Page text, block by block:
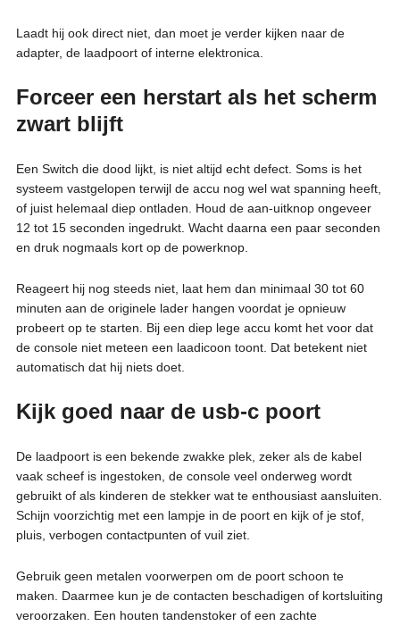
Laadt hij ook direct niet, dan moet je verder kijken naar de
adapter, de laadpoort of interne elektronica.
Forceer een herstart als het scherm
zwart blijft
Een Switch die dood lijkt, is niet altijd echt defect. Soms is het
systeem vastgelopen terwijl de accu nog wel wat spanning heeft,
of juist helemaal diep ontladen. Houd de aan-uitknop ongeveer
12 tot 15 seconden ingedrukt. Wacht daarna een paar seconden
en druk nogmaals kort op de powerknop.
Reageert hij nog steeds niet, laat hem dan minimaal 30 tot 60
minuten aan de originele lader hangen voordat je opnieuw
probeert op te starten. Bij een diep lege accu komt het voor dat
de console niet meteen een laadicoon toont. Dat betekent niet
automatisch dat hij niets doet.
Kijk goed naar de usb-c poort
De laadpoort is een bekende zwakke plek, zeker als de kabel
vaak scheef is ingestoken, de console veel onderweg wordt
gebruikt of als kinderen de stekker wat te enthousiast aansluiten.
Schijn voorzichtig met een lampje in de poort en kijk of je stof,
pluis, verbogen contactpunten of vuil ziet.
Gebruik geen metalen voorwerpen om de poort schoon te
maken. Daarmee kun je de contacten beschadigen of kortsluiting
veroorzaken. Een houten tandenstoker of een zachte